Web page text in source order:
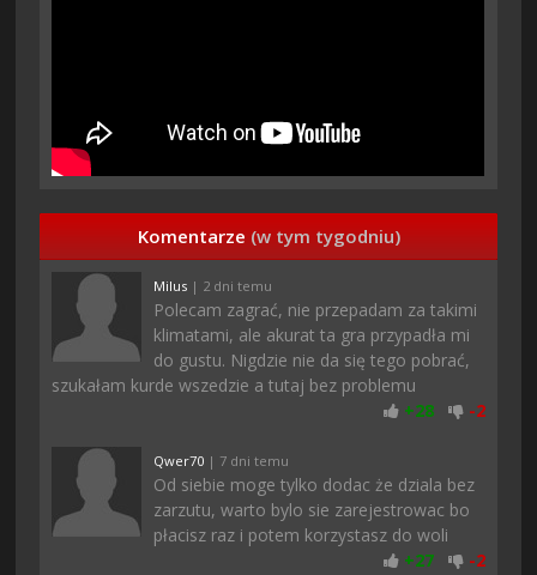
Komentarze (w tym tygodniu)
Milus | 2 dni temu
Polecam zagrać, nie przepadam za takimi
klimatami, ale akurat ta gra przypadła mi
do gustu. Nigdzie nie da się tego pobrać,
szukałam kurde wszedzie a tutaj bez problemu
+28 -2
Qwer70 | 7 dni temu
Od siebie moge tylko dodac że dziala bez
zarzutu, warto bylo sie zarejestrowac bo
płacisz raz i potem korzystasz do woli
+27 -2